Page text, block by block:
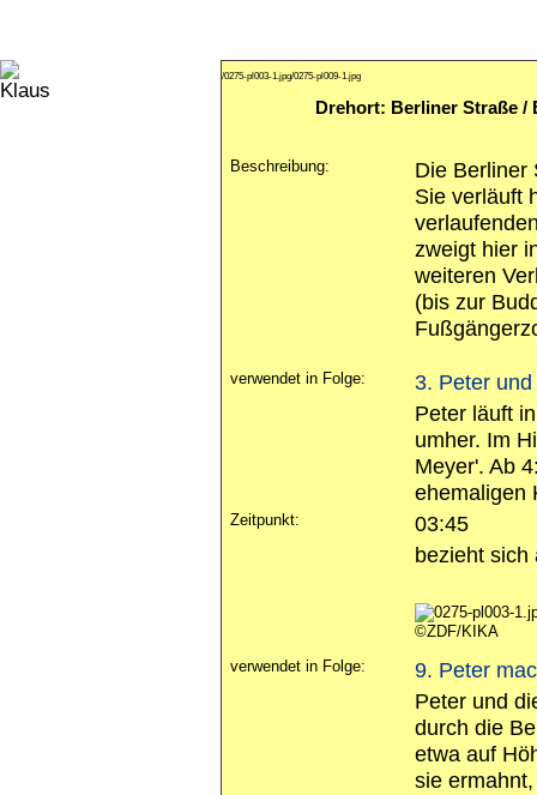
/0275-pl003-1.jpg/0275-pl009-1.jpg
Drehort: Berliner Straße /
Beschreibung:
Die Berliner
Sie verläuft
zweigt hier
weiteren
(bis zur
verwendet in Folge:
3. Peter
Peter läuft
umher. Im
Meyer'. Ab
ehemaligen
Zeitpunkt:
03:45
bezieht sich
©ZDF/KIKA
verwendet in Folge:
9. Peter
Peter und
durch die
etwa auf
sie